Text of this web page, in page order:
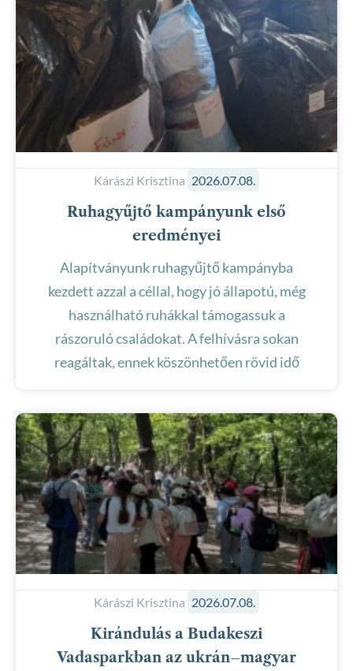
Ruhagyűjtő kampányunk első
eredményei
Alapítványunk ruhagyűjtő kampányba
kezdett azzal a céllal, hogy jó állapotú, még
használható ruhákkal támogassuk a
rászoruló családokat. A felhívásra sokan
reagáltak, ennek köszönhetően rövid idő
Kárászi Krisztina 2026.07.08.
Kirándulás a Budakeszi
Vadasparkban az ukrán–magyar
Kárászi Krisztina 2026.07.08.